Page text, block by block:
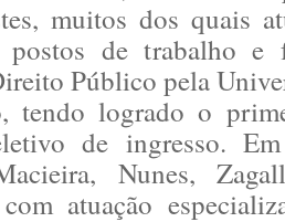
muitos dos quais
postos de trabalho e
Público pela
tendo logrado o
de ingresso.
Nunes,
atuação